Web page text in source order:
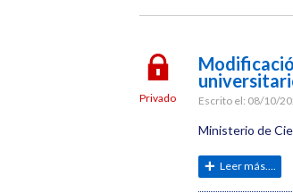
Privado Escrito el: 08/10/
Ministerio de
Leer más....